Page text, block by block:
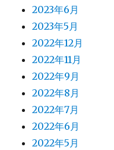
2023年6月
2023年5月
2022年12月
2022年11月
2022年9月
2022年8月
2022年7月
2022年6月
2022年5月